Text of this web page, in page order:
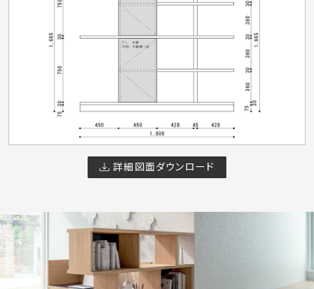
詳細図面ダウンロード